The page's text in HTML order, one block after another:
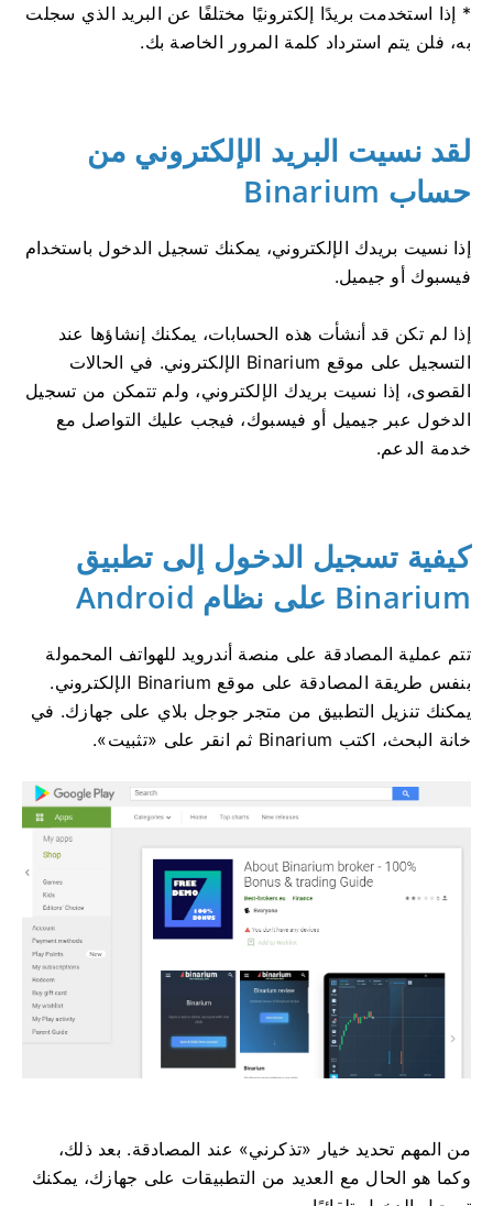
* إذا استخدمت بريدًا إلكترونيًا مختلفًا عن البريد الذي سجلت
به، فلن يتم استرداد كلمة المرور الخاصة بك.
لقد نسيت البريد الإلكتروني من
حساب Binarium
إذا نسيت بريدك الإلكتروني، يمكنك تسجيل الدخول باستخدام
فيسبوك أو جيميل.
إذا لم تكن قد أنشأت هذه الحسابات، يمكنك إنشاؤها عند
التسجيل على موقع Binarium الإلكتروني. في الحالات
القصوى، إذا نسيت بريدك الإلكتروني، ولم تتمكن من تسجيل
الدخول عبر جيميل أو فيسبوك، فيجب عليك التواصل مع
خدمة الدعم.
كيفية تسجيل الدخول إلى تطبيق
Binarium على نظام Android
تتم عملية المصادقة على منصة أندرويد للهواتف المحمولة
بنفس طريقة المصادقة على موقع Binarium الإلكتروني.
يمكنك تنزيل التطبيق من متجر جوجل بلاي على جهازك. في
خانة البحث، اكتب Binarium ثم انقر على «تثبيت».
من المهم تحديد خيار «تذكرني» عند المصادقة. بعد ذلك،
وكما هو الحال مع العديد من التطبيقات على جهازك، يمكنك